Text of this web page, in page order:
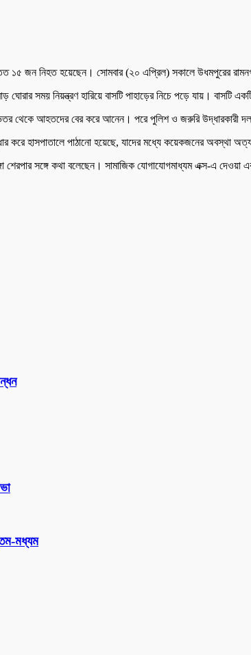
১৫ জন নিহত হয়েছেন। সোমবার (২০ এপ্রিল) সকালে উধমপুরের
ঘোরার সময় নিয়ন্ত্রণ হারিয়ে বাসটি পাহাড়ের নিচে পড়ে যায়। বাসটি
ভেতর থেকে আহতদের বের করে আনেন। পরে পুলিশ ও জরুরি উদ্ধারকারী
হাসপাতালে পাঠানো হয়েছে, যাদের মধ্যে কয়েকজনের অবস্থা
শেরপার সঙ্গে কথা বলেছেন। সামাজিক যোগাযোগমাধ্যম এক্স-এ
মধ্যম